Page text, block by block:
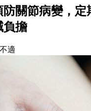
防關節病變，定
負擔
適